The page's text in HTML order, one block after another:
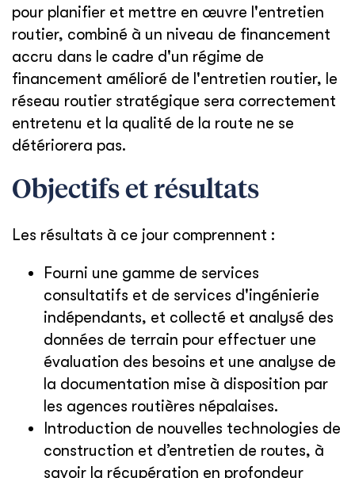
pour planifier et mettre en œuvre l'entretien
routier, combiné à un niveau de financement
accru dans le cadre d'un régime de
financement amélioré de l'entretien routier, le
réseau routier stratégique sera correctement
entretenu et la qualité de la route ne se
détériorera pas.
Objectifs et résultats
Les résultats à ce jour comprennent :
Fourni une gamme de services
consultatifs et de services d'ingénierie
indépendants, et collecté et analysé des
données de terrain pour effectuer une
évaluation des besoins et une analyse de
la documentation mise à disposition par
les agences routières népalaises.
Introduction de nouvelles technologies de
construction et d’entretien de routes, à
savoir la récupération en profondeur